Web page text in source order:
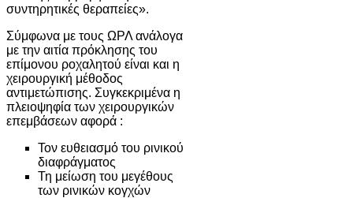
συντηρητικές θεραπείες».
Σύμφωνα με τους ΩΡΛ ανάλογα
με την αιτία πρόκλησης του
επίμονου ροχαλητού είναι και η
χειρουργική μέθοδος
αντιμετώπισης. Συγκεκριμένα η
πλειοψηφία των χειρουργικών
επεμβάσεων αφορά :
Τον ευθειασμό του ρινικού
διαφράγματος
Τη μείωση του μεγέθους
των ρινικών κογχών